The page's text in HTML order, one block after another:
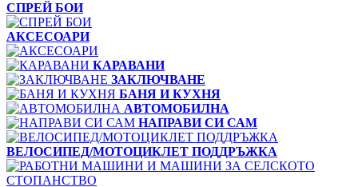
СПРЕЙ БОИ
АКСЕСОАРИ
КАРАВАНИ
ЗАКЛЮЧВАНЕ
БАНЯ И КУХНЯ
АВТОМОБИЛНА
НАПРАВИ СИ САМ
ВЕЛОСИПЕД/МОТОЦИКЛЕТ ПОДДРЪЖКА